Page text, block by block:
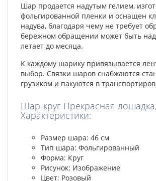
Шар продается надутым гелием,
фольгированной пленки и оснащен
надува, благодаря чему не требует
бережном обращении может быть
летает до месяца.
К каждому шарику привязывается
выбор. Связки шаров снабжаются
грузиком и пакуются в
Шар-круг Прекрасная
Характеристики:
Размер шара: 46 см
Тип шара: Фольгированный
Форма: Круг
Рисунок: Изображение
Цвет: Розовый